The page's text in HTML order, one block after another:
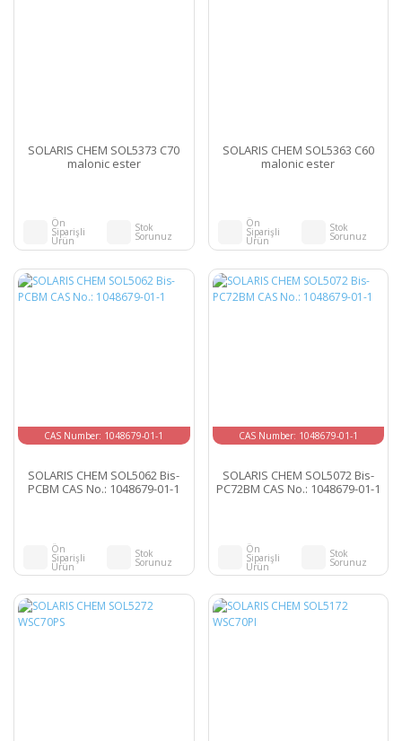
SOLARIS CHEM SOL5373 C70
malonic ester
Ön
Siparişli
Ürün
Stok
Sorunuz
SOLARIS CHEM SOL5363 C60
malonic ester
Ön
Siparişli
Ürün
Stok
Sorunuz
CAS Number: 1048679-01-1
SOLARIS CHEM SOL5062 Bis-
PCBM CAS No.: 1048679-01-1
Ön
Siparişli
Ürün
Stok
Sorunuz
CAS Number: 1048679-01-1
SOLARIS CHEM SOL5072 Bis-
PC72BM CAS No.: 1048679-01-1
Ön
Siparişli
Ürün
Stok
Sorunuz